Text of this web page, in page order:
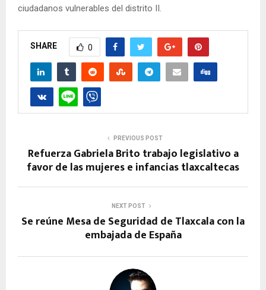
ciudadanos vulnerables del distrito II.
SHARE 0
PREVIOUS POST
Refuerza Gabriela Brito trabajo legislativo a
favor de las mujeres e infancias tlaxcaltecas
NEXT POST
Se reúne Mesa de Seguridad de Tlaxcala con la
embajada de España